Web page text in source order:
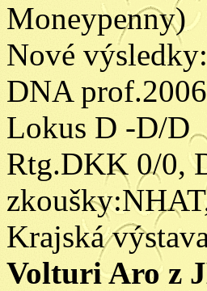
Moneypenny)
Nové výsledky:
DNA
Lokus D -D/D
Rtg.DKK 0/0,
Krajská
Volturi Aro z